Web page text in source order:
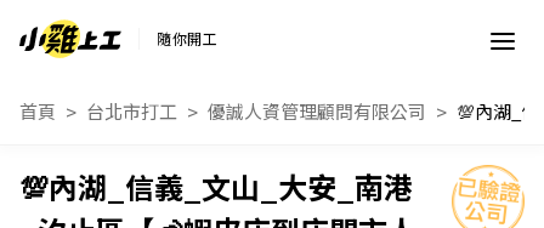
隨你開工
首頁 台北市打工 優誠人資管理顧問有限公司
💯內湖_信義_文山_大安_南港